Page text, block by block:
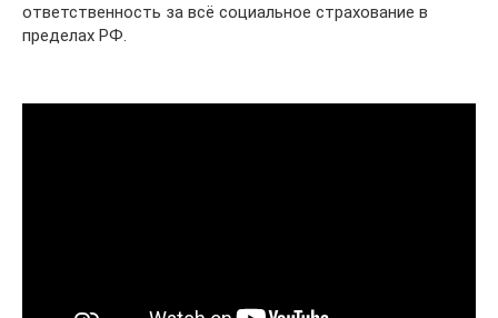
ответственность за всё социальное страхование в
пределах РФ.